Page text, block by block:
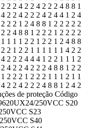
2 2 4 2 2 4 2 2 2 4 8 8 1
2 2 4 2 2 2 4 2 4 4 1 2 4
2 2 1 2 4 8 8 1 2 2 2 2 2
2 4 8 8 1 2 2 2 1 2 2 2 2
1 1 1 2 2 1 2 2 1 2 4 8 8
2 1 2 2 1 1 1 1 1 1 4 2 2
2 2 2 4 4 4 1 2 2 1 1 1 2
4 2 2 4 2 2 2 4 8 8 1 2 2
2 2 2 1 2 2 2 1 1 1 2 1 1
2 2 4 2 2 2 4 8 8 1 2 4 2
de proteção Código
250VCC S20
S23
S40